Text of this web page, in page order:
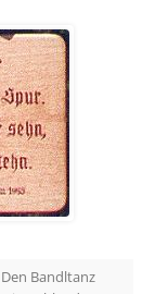
Bandltanz